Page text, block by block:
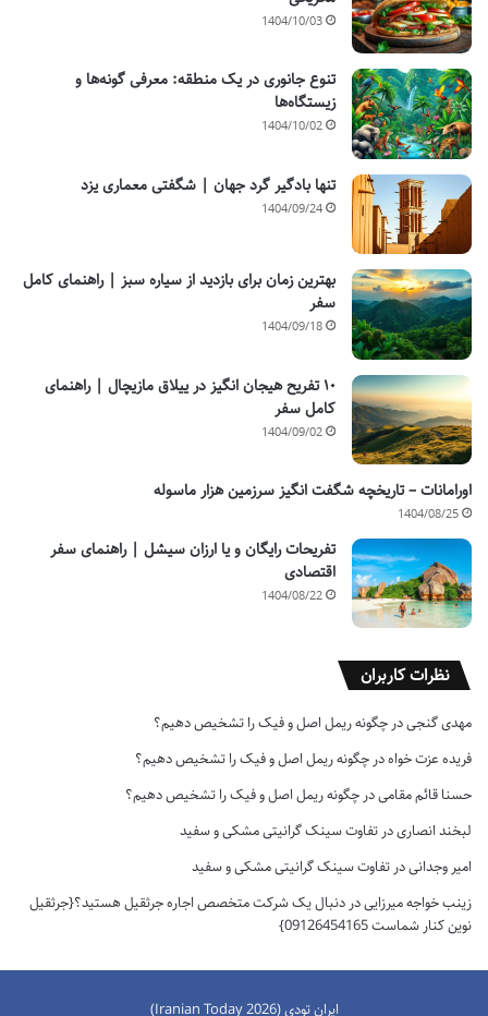
1404/10/03
تنوع جانوری در یک منطقه: معرفی گونه‌ها و
زیستگاه‌ها
1404/10/02
تنها بادگیر گرد جهان | شگفتی معماری یزد
1404/09/24
بهترین زمان برای بازدید از سیاره سبز | راهنمای کامل
سفر
1404/09/18
۱۰ تفریح هیجان انگیز در ییلاق مازیچال | راهنمای
کامل سفر
1404/09/02
اورامانات – تاریخچه شگفت انگیز سرزمین هزار ماسوله
1404/08/25
تفریحات رایگان و یا ارزان سیشل | راهنمای سفر
اقتصادی
1404/08/22
نظرات کاربران
مهدی گنجیدر چگونه ریمل اصل و فیک را تشخیص دهیم؟
فریده عزت خواهدر چگونه ریمل اصل و فیک را تشخیص دهیم؟
حسنا قائم مقامیدر چگونه ریمل اصل و فیک را تشخیص دهیم؟
لبخند انصاریدر تفاوت سینک گرانیتی مشکی و سفید
امیر وجدانیدر تفاوت سینک گرانیتی مشکی و سفید
زینب خواجه میرزاییدر دنبال یک شرکت متخصص اجاره جرثقیل هستید؟{جرثقیل
نوین کنار شماست 09126454165}
ایران تودی (Iranian Today 2026)